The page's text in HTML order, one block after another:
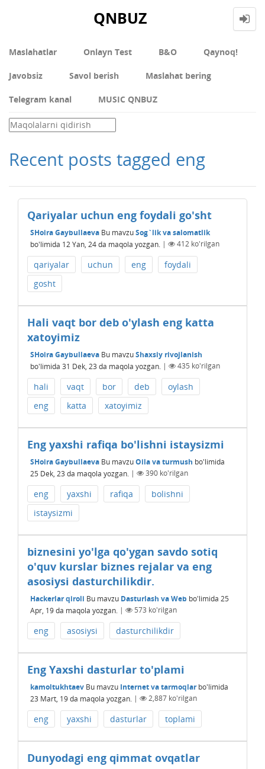
QNBUZ
Maslahatlar Onlayn Test В&О Qaynoq!
Javobsiz Savol berish Maslahat bering
Telegram kanal MUSIC QNBUZ
Recent posts tagged eng
Qariyalar uchun eng foydali go'sht
SHoira Gaybullaeva Bu mavzuSog`lik va salomatlik
bo'limida 12 Yan, 24da maqola yozgan. | 412 ko'rilgan
qariyalar uchun eng
foydali
gosht
Hali vaqt bor deb o'ylash eng katta
xatoyimiz
SHoira Gaybullaeva Bu mavzuShaxsiy rivojlanish
bo'limida 31 Dek, 23 da maqola yozgan. | 435 ko'rilgan
hali vaqt bor deb
oylash
eng
katta xatoyimiz
Eng yaxshi rafiqa bo'lishni istaysizmi
SHoira Gaybullaeva Bu mavzuOila va turmush bo'limida
25 Dek, 23 da maqola yozgan. | 390 ko'rilgan
eng yaxshi rafiqa
bolishni
istaysizmi
biznesini yo'lga qo'ygan savdo sotiq
o'quv kurslar biznes rejalar va eng
asosiysi dasturchilikdir.
Hackerlar qiroli Bu mavzu Dasturlash va Web bo'limida 25
Apr, 19da maqola yozgan. | 573 ko'rilgan
eng asosiysi dasturchilikdir
Eng Yaxshi dasturlar to'plami
kamoltukhtaev Bu mavzu Internet va tarmoqlarbo'limida
23 Mart, 19da maqola yozgan. | 2,887 ko'rilgan
eng yaxshi dasturlar toplami
Dunyodagi eng qimmat ovqatlar